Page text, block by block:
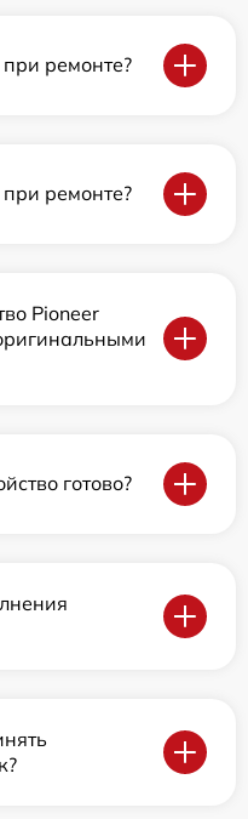
ремонте?
ремонте?
Pioneer
готово?